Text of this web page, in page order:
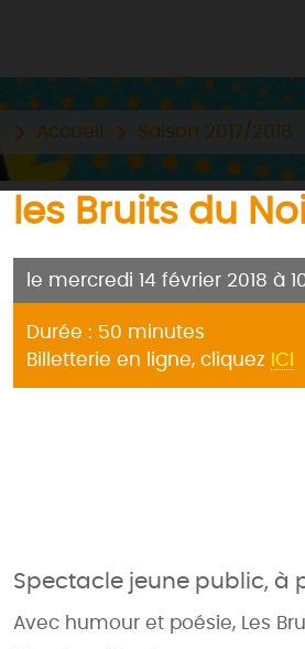
Accueil Saison 2017/2018
les Bruits du
le mercredi 14 février 2018 à
Durée : 50 minutes
Billetterie en ligne, cliquez
ICI
Spectacle jeune public, à
Avec humour et poésie, Les